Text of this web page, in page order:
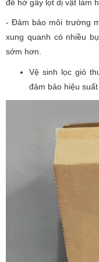
để hở gây lọt dị vật làm
- Đảm bảo môi trường
xung quanh có nhiều
sớm hơn.
Vệ sinh lọc gió
đảm bảo hiệu suất